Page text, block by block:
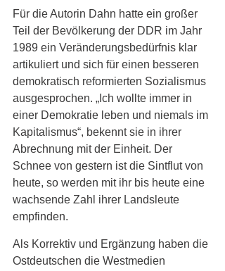
Für die Autorin Dahn hatte ein großer
Teil der Bevölkerung der DDR im Jahr
1989 ein Veränderungsbedürfnis klar
artikuliert und sich für einen besseren
demokratisch reformierten Sozialismus
ausgesprochen. „Ich wollte immer in
einer Demokratie leben und niemals im
Kapitalismus“, bekennt sie in ihrer
Abrechnung mit der Einheit. Der
Schnee von gestern ist die Sintflut von
heute, so werden mit ihr bis heute eine
wachsende Zahl ihrer Landsleute
empfinden.
Als Korrektiv und Ergänzung haben die
Ostdeutschen die Westmedien